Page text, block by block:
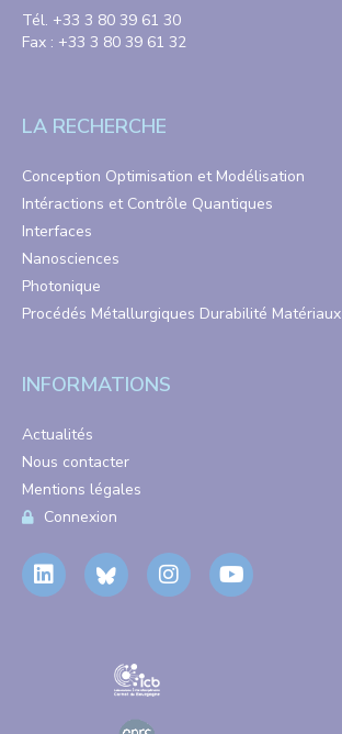
Tél. +33 3 80 39 61 30
Fax : +33 3 80 39 61 32
LA RECHERCHE
Conception Optimisation et Modélisation
Intéractions et Contrôle Quantiques
Interfaces
Nanosciences
Photonique
Procédés Métallurgiques Durabilité Matériaux
INFORMATIONS
Actualités
Nous contacter
Mentions légales
Connexion